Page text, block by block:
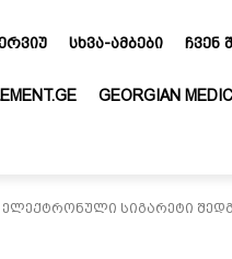
ᲡᲮᲕᲐ-ᲐᲛᲑᲔᲑᲘ ᲩᲕᲔᲜ
GEORGIAN
ელექტრონული სიგარეტი